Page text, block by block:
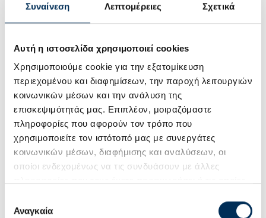
Συναίνεση Λεπτομέρειες Σχετικά
Αυτή η ιστοσελίδα χρησιμοποιεί cookies
Χρησιμοποιούμε cookie για την εξατομίκευση
περιεχομένου και διαφημίσεων, την παροχή λειτουργιών
κοινωνικών μέσων και την ανάλυση της
επισκεψιμότητάς μας. Επιπλέον, μοιραζόμαστε
πληροφορίες που αφορούν τον τρόπο που
χρησιμοποιείτε τον ιστότοπό μας με συνεργάτες
κοινωνικών μέσων, διαφήμισης και αναλύσεων, οι
οποίοι ενδεχομένως να τις συνδυάσουν με άλλες
των υπηρεσιών τους.
συγκατάθεσης
Αναγκαία